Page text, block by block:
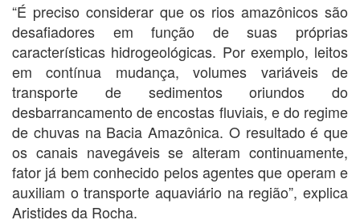
“É preciso considerar que os rios amazônicos são
desafiadores em função de suas próprias
características hidrogeológicas. Por exemplo, leitos
em contínua mudança, volumes variáveis de
transporte de sedimentos oriundos do
desbarrancamento de encostas fluviais, e do regime
de chuvas na Bacia Amazônica. O resultado é que
os canais navegáveis se alteram continuamente,
fator já bem conhecido pelos agentes que operam e
auxiliam o transporte aquaviário na região”, explica
Aristides da Rocha.